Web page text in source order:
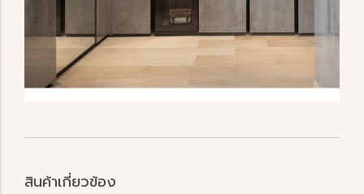
สินค้าเกี่ยวข้อง